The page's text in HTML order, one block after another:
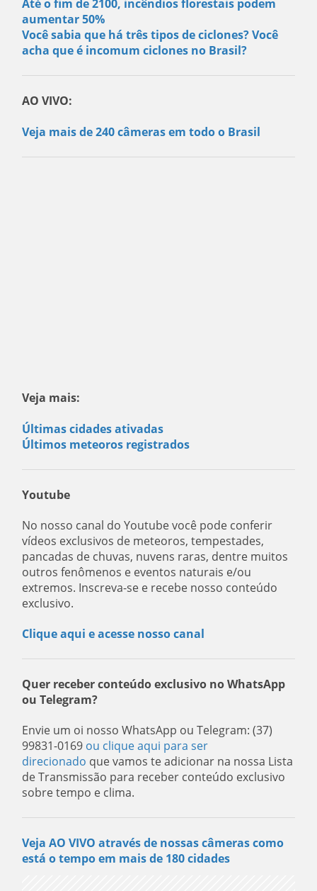
Até o fim de 2100, incêndios florestais podem
aumentar 50%
Você sabia que há três tipos de ciclones? Você
acha que é incomum ciclones no Brasil?
AO VIVO:
Veja mais de 240 câmeras em todo o Brasil
Veja mais:
Últimas cidades ativadas
Últimos meteoros registrados
Youtube
No nosso canal do Youtube você pode conferir
vídeos exclusivos de meteoros, tempestades,
pancadas de chuvas, nuvens raras, dentre muitos
outros fenômenos e eventos naturais e/ou
extremos. Inscreva-se e recebe nosso conteúdo
exclusivo.
Clique aqui e acesse nosso canal
Quer receber conteúdo exclusivo no WhatsApp
ou Telegram?
Envie um oi nosso WhatsApp ou Telegram: (37)
99831-0169 ou clique aqui para ser
direcionado que vamos te adicionar na nossa Lista
de Transmissão para receber conteúdo exclusivo
sobre tempo e clima.
Veja AO VIVO através de nossas câmeras como
está o tempo em mais de 180 cidades